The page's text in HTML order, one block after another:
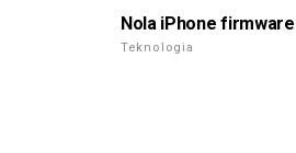
Nola iPhone
Teknologia